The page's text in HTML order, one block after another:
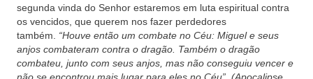
segunda vinda do Senhor estaremos em luta espiritual contra
os vencidos, que querem nos fazer perdedores
também. “Houve então um combate no Céu: Miguel e seus
anjos combateram contra o dragão. Também o dragão
combateu, junto com seus anjos, mas não conseguiu vencer e